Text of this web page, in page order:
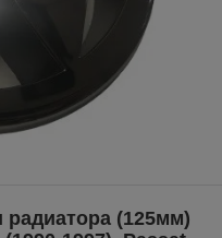
радиатора (125мм)